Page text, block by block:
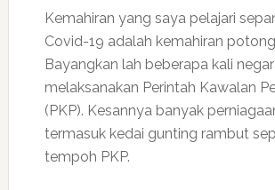
Kemahiran yang saya pelajari
Covid-19 adalah kemahiran
Bayangkan lah beberapa kali
melaksanakan Perintah Kawalan
(PKP). Kesannya banyak
termasuk kedai gunting rambut
tempoh PKP.